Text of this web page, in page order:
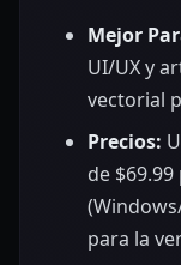
Mejor
UI/UX y
vectorial
Precios:
de
para la